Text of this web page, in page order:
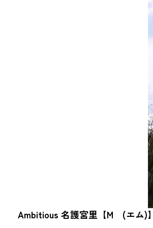
Ambitious 名護宮里【M (エム)